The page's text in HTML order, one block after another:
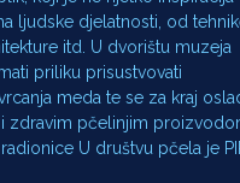
ljudske djelatnosti, od
itd. U dvorištu muzeja
priliku prisustvovati
meda te se za kraj
zdravim pčelinjim
U društvu pčela je